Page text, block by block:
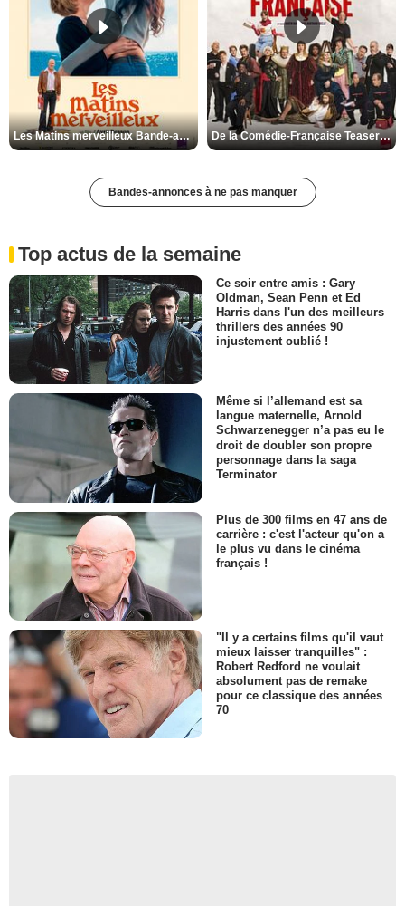
Les Matins merveilleux Bande-annonce VF De la Comédie-Française Teaser VF
Bandes-annonces à ne pas manquer
Top actus de la semaine
Ce soir entre amis : Gary
Oldman, Sean Penn et Ed
Harris dans l'un des meilleurs
thrillers des années 90
injustement oublié !
Même si l’allemand est sa
langue maternelle, Arnold
Schwarzenegger n’a pas eu le
droit de doubler son propre
personnage dans la saga
Terminator
Plus de 300 films en 47 ans de
carrière : c'est l'acteur qu'on a
le plus vu dans le cinéma
français !
"Il y a certains films qu'il vaut
mieux laisser tranquilles" :
Robert Redford ne voulait
absolument pas de remake
pour ce classique des années
70